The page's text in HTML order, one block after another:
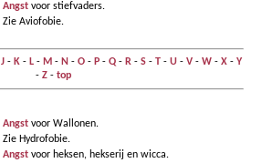
Angst voor stiefvaders.
Zie Aviofobie.
J- K- L- M - N - O- P- Q- R- S- T- U- V- W- X- Y
- Z- top
Angst voor Wallonen.
Zie Hydrofobie.
Angst voor heksen, hekserij en wicca.